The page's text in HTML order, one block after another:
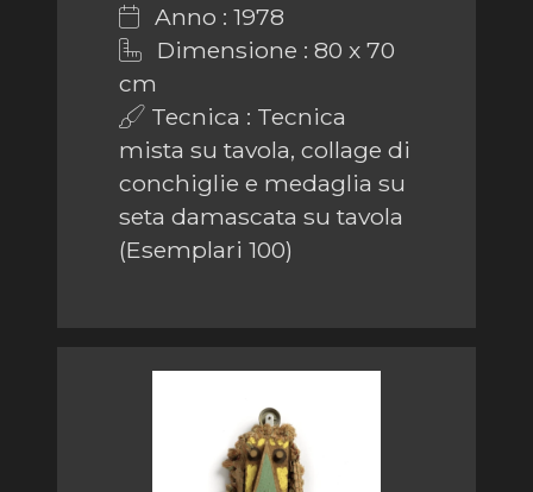
Anno : 1978
Dimensione : 80 x 70
cm
Tecnica : Tecnica
mista su tavola, collage di
conchiglie e medaglia su
seta damascata su tavola
(Esemplari 100)